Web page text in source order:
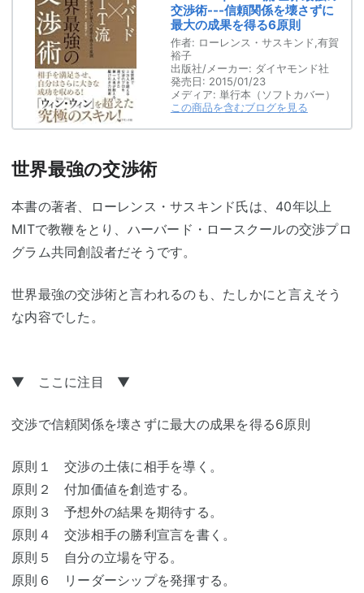
交渉術---信頼関係を壊さずに
最大の成果を得る6原則
作者: ローレンス・サスキンド,有賀
裕子
出版社/メーカー: ダイヤモンド社
発売日: 2015/01/23
メディア: 単行本（ソフトカバー）
この商品を含むブログを見る
世界最強の交渉術
本書の著者、ローレンス・サスキンド氏は、40年以上
MITで教鞭をとり、ハーバード・ロースクールの交渉プロ
グラム共同創設者だそうです。
世界最強の交渉術と言われるのも、たしかにと言えそう
な内容でした。
▼ ここに注目 ▼
交渉で信頼関係を壊さずに最大の成果を得る6原則
原則１ 交渉の土俵に相手を導く。
原則２ 付加価値を創造する。
原則３ 予想外の結果を期待する。
原則４ 交渉相手の勝利宣言を書く。
原則５ 自分の立場を守る。
原則６ リーダーシップを発揮する。